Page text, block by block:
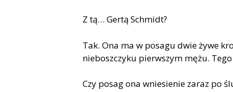
Z tą… Gertą Schmidt?
Tak. Ona ma w posagu dwie żywe
nieboszczyku pierwszym mężu.
Czy posag ona wniesienie zaraz po